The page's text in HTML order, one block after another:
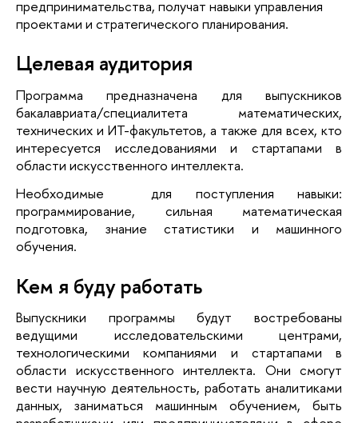
предпринимательства, получат навыки управления
проектами и стратегического планирования.
Целевая аудитория
Программа предназначена для выпускников
бакалавриата/специалитета математических,
технических и ИТ-факультетов, а также для всех, кто
интересуется исследованиями и стартапами в
области искусственного интеллекта.
Необходимые для поступления навыки:
программирование, сильная математическая
подготовка, знание статистики и машинного
обучения.
Кем я буду работать
Выпускники программы будут востребованы
ведущими исследовательскими центрами,
технологическими компаниями и стартапами в
области искусственного интеллекта. Они смогут
вести научную деятельность, работать аналитиками
данных, заниматься машинным обучением, быть